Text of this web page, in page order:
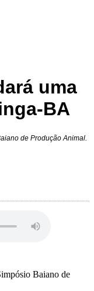
uma
BA
de Produção Animal.
Baiano de